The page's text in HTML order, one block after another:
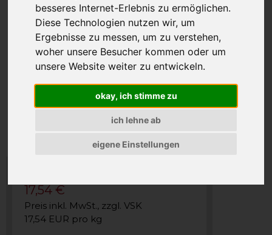
besseres Internet-Erlebnis zu ermöglichen.
Diese Technologien nutzen wir, um
Ergebnisse zu messen, um zu verstehen,
woher unsere Besucher kommen oder um
unsere Website weiter zu entwickeln.
okay, ich stimme zu
ich lehne ab
eigene Einstellungen
17,54 €
Preis inkl. MwSt., zzgl. VSK
17,54 EUR pro kg